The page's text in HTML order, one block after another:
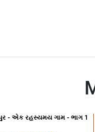
- એક રહસ્યમય ગામ - ભાગ 1